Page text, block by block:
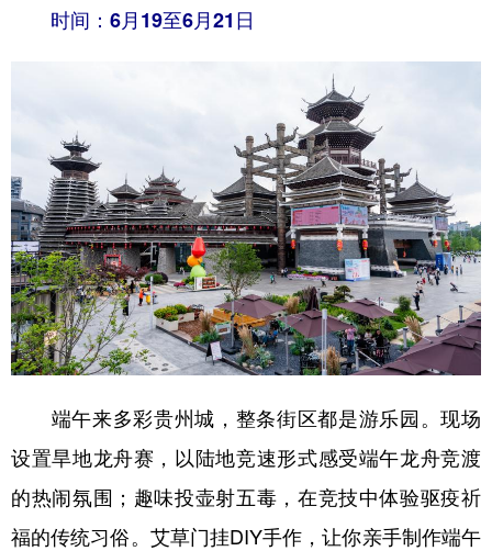
浙江 安徽
湖南
海南
四川 云南
陕西 甘肃 青海 宁夏
新疆 内蒙古 黑龙江
多语种频道
English Español Français عربى
Русский язык 日本語 한국어
Deutsch Português
时间：6月19至6月21日
端午来多彩贵州城，整条街区都是游乐园。现场
设置旱地龙舟赛，以陆地竞速形式感受端午龙舟竞渡
的热闹氛围；趣味投壶射五毒，在竞技中体验驱疫祈
福的传统习俗。艾草门挂DIY手作，让你亲手制作端午